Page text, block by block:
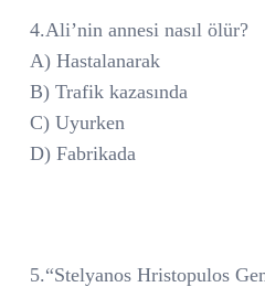
4.Ali’nin annesi nasıl ölür?
A) Hastalanarak
B) Trafik kazasında
C) Uyurken
D) Fabrikada
5.“Stelyanos Hristopulos